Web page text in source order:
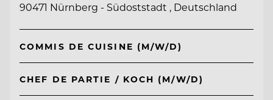
90471 Nürnberg - Südoststadt , Deutschland
COMMIS DE CUISINE (M/W/D)
CHEF DE PARTIE / KOCH (M/W/D)